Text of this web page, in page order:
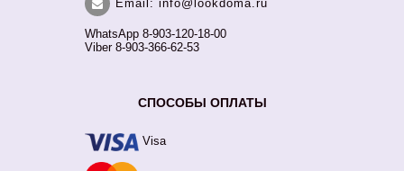
Email: info@lookdoma.ru
WhatsApp 8-903-120-18-00
Viber 8-903-366-62-53
СПОСОБЫ ОПЛАТЫ
Visa